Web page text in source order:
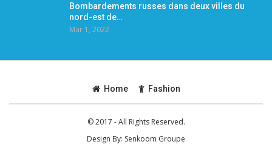
Bombardements russes dans deux villes du
nord-est de…
Mar 1, 2022
Home Fashion
© 2017 - All Rights Reserved.
Design By: Senkoom Groupe